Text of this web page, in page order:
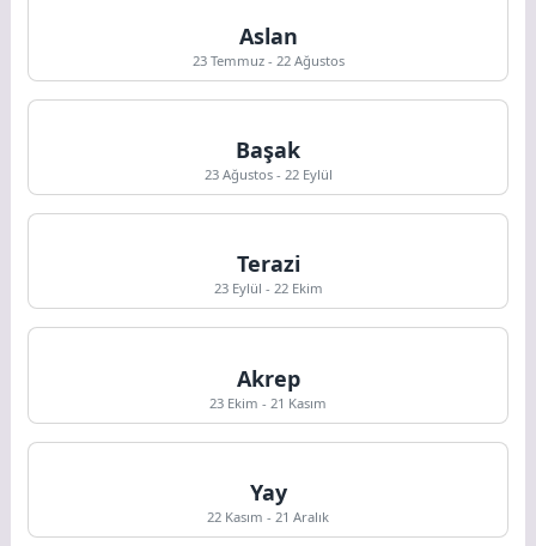
Aslan
23 Temmuz - 22 Ağustos
Başak
23 Ağustos - 22 Eylül
Terazi
23 Eylül - 22 Ekim
Akrep
23 Ekim - 21 Kasım
Yay
22 Kasım - 21 Aralık